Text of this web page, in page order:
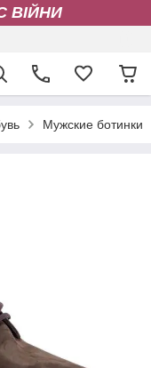
ВІЙНИ
Мужские ботинки